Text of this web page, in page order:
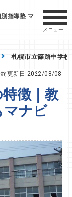
指導塾 マ
メニュー
札幌市立篠路中学
更新日:2022/08/08
徴｜教
マナビ